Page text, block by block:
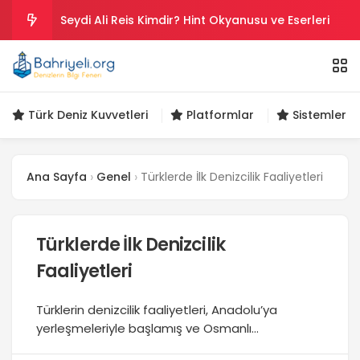
Seydi Ali Reis Kimdir? Hint Okyanusu ve Eserleri
Salih Reis Kimdir? Preveze, Cezayir ve Bicâye
Gazi Umur Bey Kimdir? Hayatı, Seferleri ve Ölümü
Turgut Reis Kimdir? Hayatı, Savaşları ve Ölümü
Türk Deniz Kuvvetleri Platformlar Sistemler
Ana Sayfa Genel Türklerde İlk Denizcilik Faaliyetleri
Türklerde İlk Denizcilik
Faaliyetleri
Türklerin denizcilik faaliyetleri, Anadolu’ya
yerleşmeleriyle başlamış ve Osmanlı